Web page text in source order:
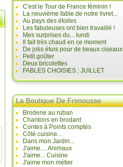
C'est le Tour de France féminin !
La neuvième fable de notre livret...
Au pays des étoiles
Les fabuleuses ont bien travaillé !
Mes surprises du... lundi
Il fait très chaud en ce moment
De jolis étuis pour de beaux ciseaux
Petit goûter
Deux bricolettes
FABLES CHOISIES : JUILLET
La Boutique De Frimousse
Broderie au ruban
Chantons en brodant
Contes à Points comptés
Côté cuisine...
Dans mon Jardin...
J'aime.... Animaux
J'aime... Cuisine
J'aime mon métier